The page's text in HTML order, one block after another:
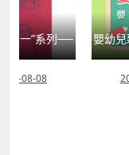
第一”系列──
08-08
嬰幼